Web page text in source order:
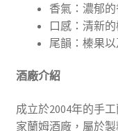
香氣：濃郁
口感：清新
尾韻：榛果
酒廠介紹
成立於2004年的手
家蘭姆酒廠，屬於製